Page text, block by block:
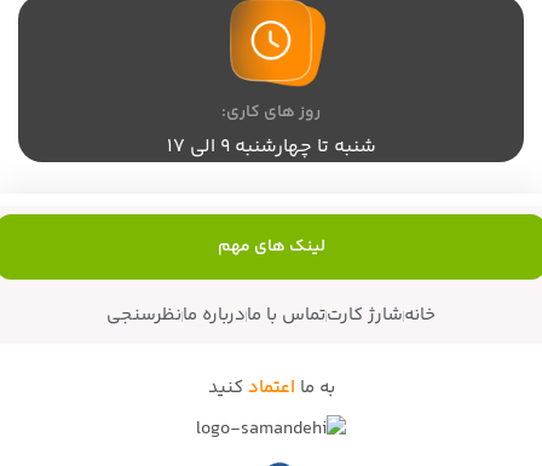
روز های کاری:
شنبه تا چهارشنبه 9 الی 17
لینک های مهم
خانهشارژ کارتتماس با مادرباره مانظرسنجی
به ما اعتماد کنید